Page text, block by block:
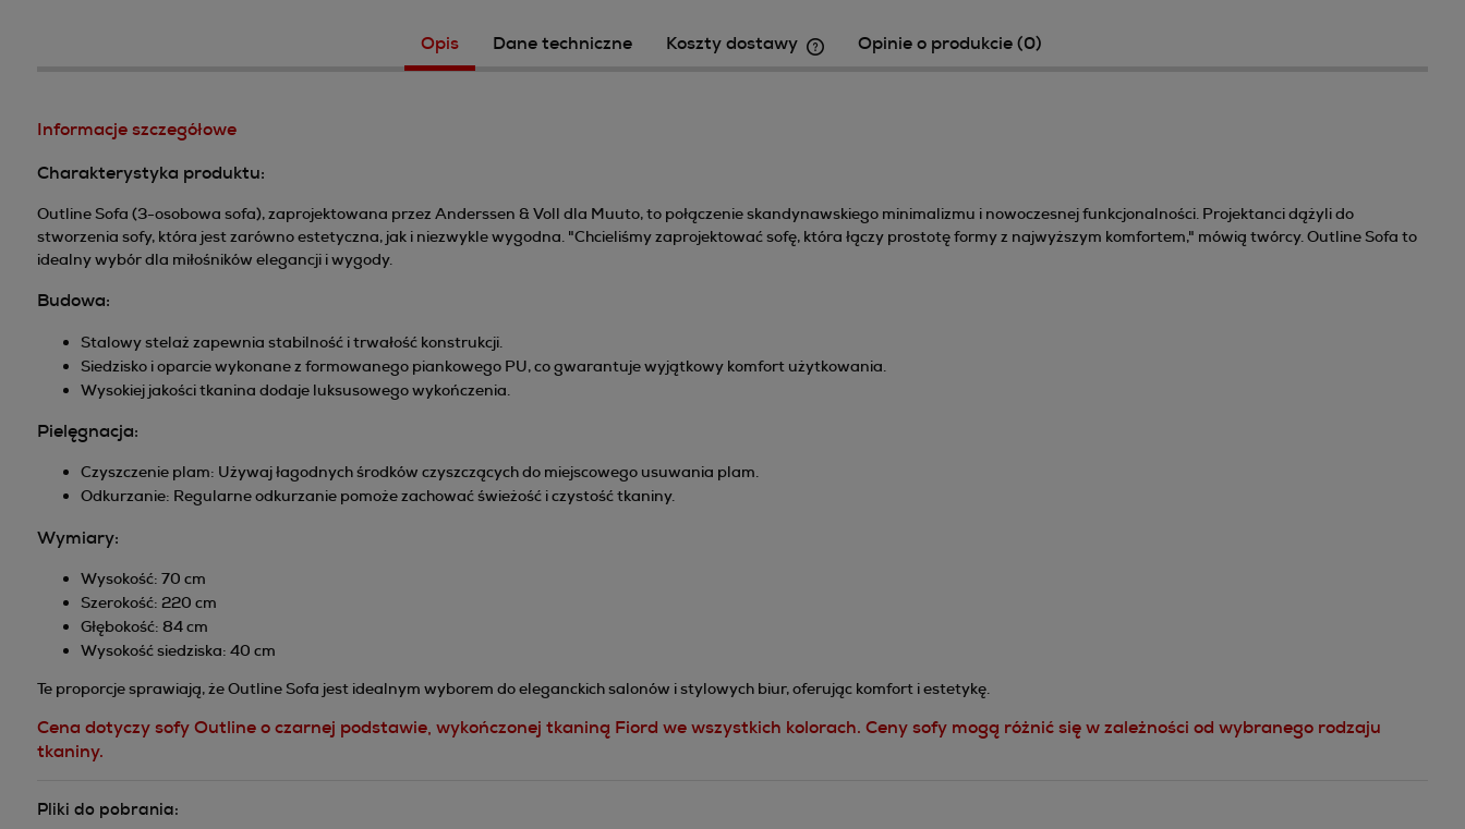
Opis Dane techniczne Koszty dostawy Opinie o produkcie (0)
Informacje szczegółowe
Charakterystyka produktu:
Outline Sofa (3-osobowa sofa), zaprojektowana przez Anderssen & Voll dla Muuto, to połączenie skandynawskiego minimalizmu i nowoczesnej funkcjonalności. Projektanci dążyli do
stworzenia sofy, która jest zarówno estetyczna, jak i niezwykle wygodna. "Chcieliśmy zaprojektować sofę, która łączy prostotę formy z najwyższym komfortem," mówią twórcy. Outline Sofa to
idealny wybór dla miłośników elegancji i wygody.
Budowa:
Stalowy stelaż zapewnia stabilność i trwałość konstrukcji.
Siedzisko i oparcie wykonane z formowanego piankowego PU, co gwarantuje wyjątkowy komfort użytkowania.
Wysokiej jakości tkanina dodaje luksusowego wykończenia.
Pielęgnacja:
Czyszczenie plam: Używaj łagodnych środków czyszczących do miejscowego usuwania plam.
Odkurzanie: Regularne odkurzanie pomoże zachować świeżość i czystość tkaniny.
Wymiary:
Wysokość: 70 cm
Szerokość: 220 cm
Głębokość: 84 cm
Wysokość siedziska: 40 cm
Te proporcje sprawiają, że Outline Sofa jest idealnym wyborem do eleganckich salonów i stylowych biur, oferując komfort i estetykę.
Cena dotyczy sofy Outline o czarnej podstawie, wykończonej tkaniną Fiord we wszystkich kolorach. Ceny sofy mogą różnić się w zależności od wybranego rodzaju
tkaniny.
Pliki do pobrania: